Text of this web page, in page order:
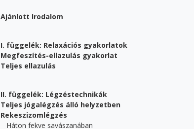
Ajánlott Irodalom
I. függelék: Relaxációs gyakorlatok
Megfeszítés-ellazulás gyakorlat
Teljes ellazulás
II. függelék: Légzéstechnikák
Teljes jógalégzés álló helyzetben
Rekeszizomlégzés
Háton fekve savászanában